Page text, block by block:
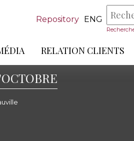
Repository ENG
RELATION CLIENTS